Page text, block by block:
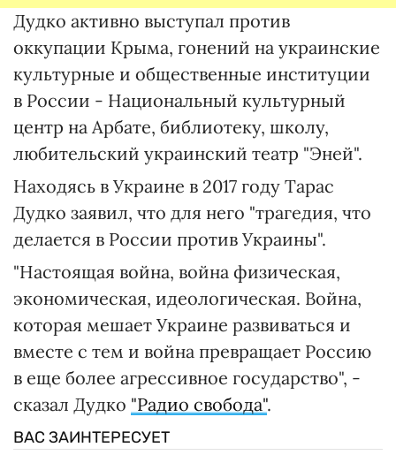
Дудко активно выступал против
оккупации Крыма, гонений на украинские
культурные и общественные институции
в России - Национальный культурный
центр на Арбате, библиотеку, школу,
любительский украинский театр "Эней".
Находясь в Украине в 2017 году Тарас
Дудко заявил, что для него "трагедия, что
делается в России против Украины".
"Настоящая война, война физическая,
экономическая, идеологическая. Война,
которая мешает Украине развиваться и
вместе с тем и война превращает Россию
в еще более агрессивное государство", -
сказал Дудко "Радио свобода".
ВАС ЗАИНТЕРЕСУЕТ